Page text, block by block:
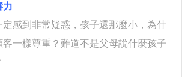
力
感到非常疑惑，孩子還那麼小，為什
一樣尊重？難道不是父母說什麼孩子